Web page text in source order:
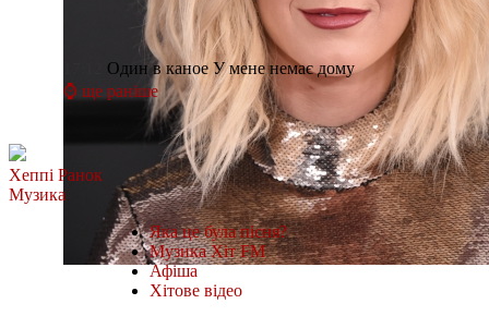
Один в каное У мене немає дому
⌚ ще раніше
Хеппі Ранок
Музика
Яка це була пісня?
Музика Хіт FM
Афіша
Хітове відео